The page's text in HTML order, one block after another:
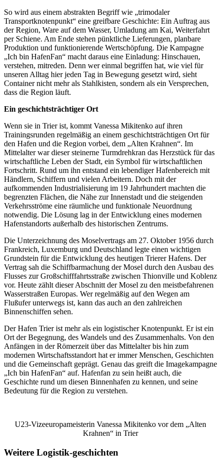
So wird aus einem abstrakten Begriff wie „trimodaler
Transportknotenpunkt“ eine greifbare Geschichte: Ein Auftrag aus
der Region, Ware auf dem Wasser, Umladung am Kai, Weiterfahrt
per Schiene. Am Ende stehen pünktliche Lieferungen, planbare
Produktion und funktionierende Wertschöpfung. Die Kampagne
„Ich bin HafenFan“ macht daraus eine Einladung: Hinschauen,
verstehen, mitreden. Denn wer einmal begriffen hat, wie viel für
unseren Alltag hier jeden Tag in Bewegung gesetzt wird, sieht
Container nicht mehr als Stahlkisten, sondern als ein Versprechen,
dass die Region läuft.
Ein geschichtsträchtiger Ort
Wenn sie in Trier ist, kommt Vanessa Mikitenko auf ihren
Trainingsrunden regelmäßig an einem geschichtsträchtigen Ort für
den Hafen und die Region vorbei, dem „Alten Krahnen“. Im
Mittelalter war dieser steinerne Turmdrehkran das Herzstück für das
wirtschaftliche Leben der Stadt, ein Symbol für wirtschaftlichen
Fortschritt. Rund um ihn entstand ein lebendiger Hafenbereich mit
Händlern, Schiffern und vielen Arbeitern. Doch mit der
aufkommenden Industrialisierung im 19 Jahrhundert machten die
begrenzten Flächen, die Nähe zur Innenstadt und die steigenden
Verkehrsströme eine räumliche und funktionale Neuordnung
notwendig. Die Lösung lag in der Entwicklung eines modernen
Hafenstandorts außerhalb des historischen Zentrums.
Die Unterzeichnung des Moselvertrags am 27. Oktober 1956 durch
Frankreich, Luxemburg und Deutschland legte einen wichtigen
Grundstein für die Entwicklung des heutigen Trierer Hafens. Der
Vertrag sah die Schiffbarmachung der Mosel durch den Ausbau des
Flusses zur Großschifffahrtsstraße zwischen Thionville und Koblenz
vor. Heute zählt dieser Abschnitt der Mosel zu den meistbefahrenen
Wasserstraßen Europas. Wer regelmäßig auf den Wegen am
Flußufer unterwegs ist, kann das auch an den zahlreichen
Binnenschiffen sehen.
Der Hafen Trier ist mehr als ein logistischer Knotenpunkt. Er ist ein
Ort der Begegnung, des Wandels und des Zusammenhalts. Von den
Anfängen in der Römerzeit über das Mittelalter bis hin zum
modernen Wirtschaftsstandort hat er immer Menschen, Geschichten
und die Gemeinschaft geprägt. Genau das greift die Imagekampagne
„Ich bin HafenFan“ auf. Hafenfan zu sein heißt auch, die
Geschichte rund um diesen Binnenhafen zu kennen, und seine
Bedeutung für die Region zu verstehen.
U23-Vizeeuropameisterin Vanessa Mikitenko vor dem „Alten
Krahnen“ in Trier
Weitere Logistik-geschichten